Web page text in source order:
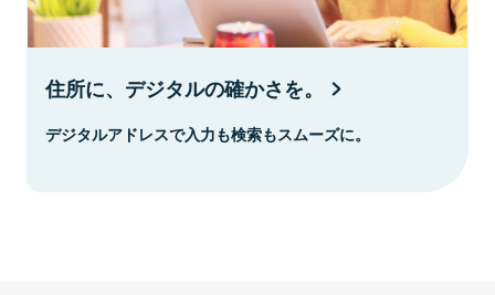
住所に、デジタルの確かさを。
デジタルアドレスで入力も検索もスムーズに。